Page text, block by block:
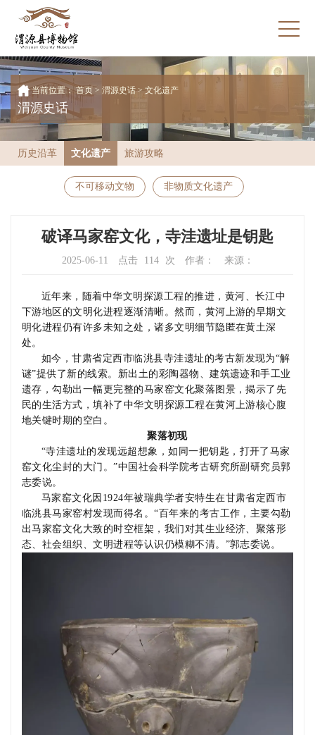
当前位置：首页> 渭源史话 > 文化遗产
渭源史话
历史沿革 文化遗产 旅游攻略
不可移动文物 非物质文化遗产
破译马家窑文化，寺洼遗址是钥匙
2025-06-11 点击 114 次 作者： 来源：
近年来，随着中华文明探源工程的推进，黄河、长江中
下游地区的文明化进程逐渐清晰。然而，黄河上游的早期文
明化进程仍有许多未知之处，诸多文明细节隐匿在黄土深
处。
如今，甘肃省定西市临洮县寺洼遗址的考古新发现为“解
谜”提供了新的线索。新出土的彩陶器物、建筑遗迹和手工业
遗存，勾勒出一幅更完整的马家窑文化聚落图景，揭示了先
民的生活方式，填补了中华文明探源工程在黄河上游核心腹
地关键时期的空白。
聚落初现
“寺洼遗址的发现远超想象，如同一把钥匙，打开了马家
窑文化尘封的大门。”中国社会科学院考古研究所副研究员郭
志委说。
马家窑文化因 1924年被瑞典学者安特生在甘肃省定西市
临洮县马家窑村发现而得名。“百年来的考古工作，主要勾勒
出马家窑文化大致的时空框架，我们对其生业经济、聚落形
态、社会组织、文明进程等认识仍模糊不清。 ”郭志委说。